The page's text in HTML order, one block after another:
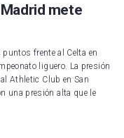
mete
frente al Celta en
liguero. La presión
Athletic Club en San
una presión alta que le